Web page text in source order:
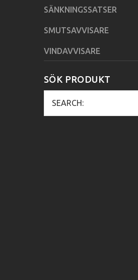
SÄNKNINGSSATSER
SMUTSAVVISARE
VINDAVVISARE
SÖK PRODUKT